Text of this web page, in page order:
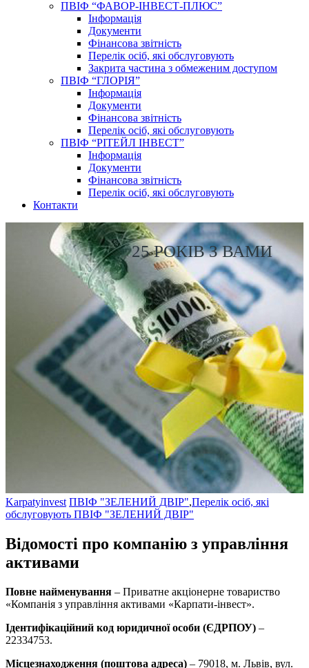
ПВІФ “ФАВОР-ІНВЕСТ-ПЛЮС”
Інформація
Документи
Фінансова звітність
Перелік осіб, які обслуговують
Закрита частина з обмеженим доступом
ПВІФ “ГЛОРІЯ”
Інформація
Документи
Фінансова звітність
Перелік осіб, які обслуговують
ПВІФ “РІТЕЙЛ ІНВЕСТ”
Інформація
Документи
Фінансова звітність
Перелік осіб, які обслуговують
Контакти
25 РОКІВ З ВАМИ
Karpatyinvest ПВІФ "ЗЕЛЕНИЙ ДВІР",Перелік осіб, які
обслуговують ПВІФ "ЗЕЛЕНИЙ ДВІР"
Відомості про компанію з управління
активами
Повне найменування – Приватне акціонерне товариство
«Компанія з управління активами «Карпати-інвест».
Ідентифікаційний код юридичної особи (ЄДРПОУ) –
22334753.
Місцезнаходження (поштова адреса) – 79018, м. Львів, вул.